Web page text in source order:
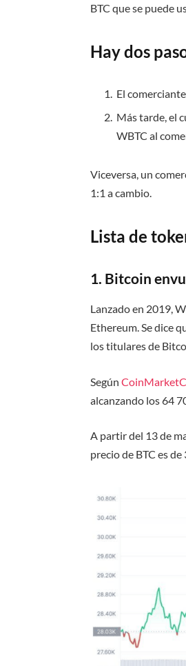
BTC que se puede
Hay dos
El
Más tarde, el
WBTC al
Viceversa, un
1:1 a cambio.
Lista de
1. Bitcoin
Lanzado en 2019,
Ethereum. Se dice
los titulares de
Según
alcanzando los 64
A partir del 13 de
precio de BTC es